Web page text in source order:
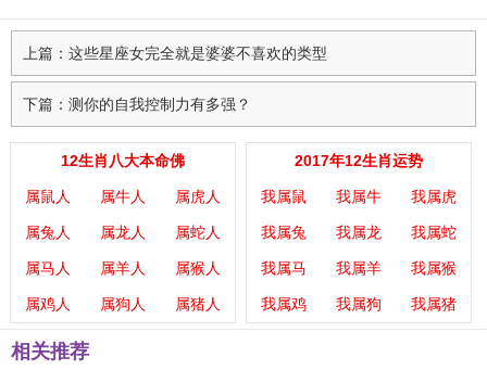
上篇：这些星座女完全就是婆婆不喜欢的类型
下篇：测你的自我控制力有多强？
12生肖八大本命佛
属鼠人 属牛人 属虎人
属兔人 属龙人 属蛇人
属马人 属羊人 属猴人
属鸡人 属狗人 属猪人
2017年12生肖运势
我属鼠 我属牛 我属虎
我属兔 我属龙 我属蛇
我属马 我属羊 我属猴
我属鸡 我属狗 我属猪
相关推荐